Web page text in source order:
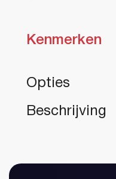
Heeft u al
Kenmerken
Opties
Beschrijving